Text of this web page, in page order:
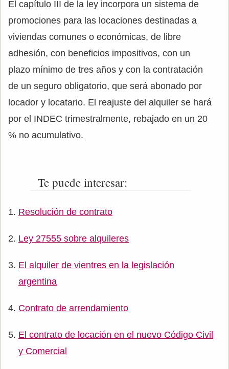
El capítulo III de la ley incorpora un sistema de
promociones para las locaciones destinadas a
viviendas comunes o económicas, de libre
adhesión, con beneficios impositivos, con un
plazo mínimo de tres años y con la contratación
de un seguro obligatorio, que será abonado por
locador y locatario. El reajuste del alquiler se hará
por el INDEC trimestralmente, rebajado en un 20
% no acumulativo.
Te puede interesar:
Resolución de contrato
Ley 27555 sobre alquileres
El alquiler de vientres en la legislación
argentina
Contrato de arrendamiento
El contrato de locación en el nuevo Código Civil
y Comercial